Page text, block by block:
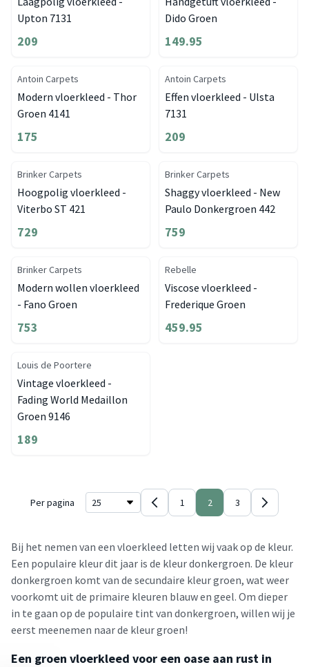
Upton 7131
209
Dido Groen
149.95
Antoin Carpets
Modern vloerkleed - Thor
Groen 4141
175
Antoin Carpets
Effen vloerkleed - Ulsta
7131
209
Brinker Carpets
Hoogpolig vloerkleed -
Viterbo ST 421
729
Brinker Carpets
Shaggy vloerkleed - New
Paulo Donkergroen 442
759
Brinker Carpets
Modern wollen vloerkleed
- Fano Groen
753
Rebelle
Viscose vloerkleed -
Frederique Groen
459.95
Louis de Poortere
Vintage vloerkleed -
Fading World Medaillon
Groen 9146
189
Per pagina 1 2 3
Bij het nemen van een vloerkleed letten wij vaak op de kleur.
Een populaire kleur dit jaar is de kleur donkergroen. De kleur
donkergroen komt van de secundaire kleur groen, wat weer
voorkomt uit de primaire kleuren blauw en geel. Om dieper
in te gaan op de populaire tint van donkergroen, willen wij je
eerst meenemen naar de kleur groen!
Een groen vloerkleed voor een oase aan rust in